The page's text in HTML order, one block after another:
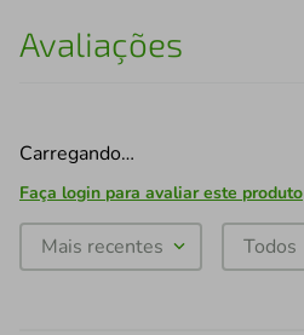
Avaliações
Carregando…
Faça login para avaliar este produto
Mais recentes Todos